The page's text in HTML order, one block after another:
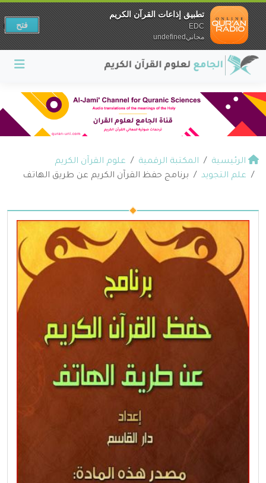
الرئيسية المكتبة الرقمية
علوم القرآن الكريم
علم التجويد
برنامج حفظ القرآن الكريم عن طريق الهاتف
تطبيق إذاعات القرآن الكريم
EDC
مجانيundefined
فتح